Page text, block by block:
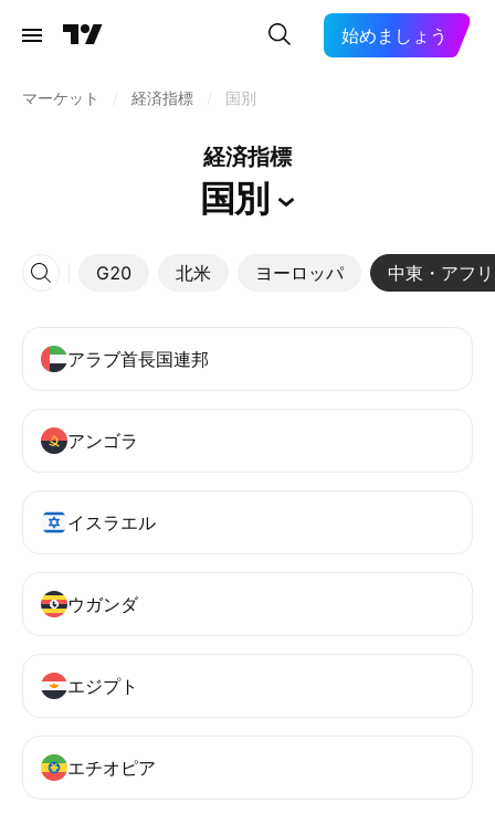
始めましょう
マーケット 経済指標 国別
経済指標
国別
G20 北米 ヨーロッパ 中東・アフ
アラブ首長国連邦
アンゴラ
イスラエル
ウガンダ
エジプト
エチオピア